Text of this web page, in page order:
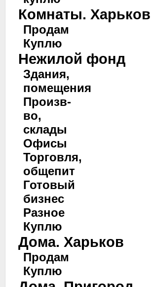
Комнаты. Харьков
Продам
Куплю
Нежилой фонд
Здания,
помещения
Произв-
во,
склады
Офисы
Торговля,
общепит
Готовый
бизнес
Разное
Куплю
Дома. Харьков
Продам
Куплю